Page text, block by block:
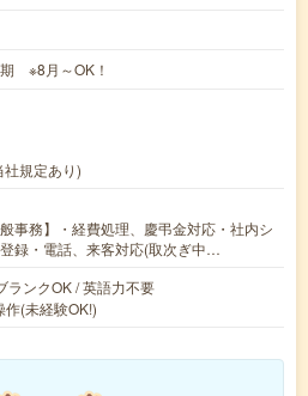
期 ※8月～OK！
規定あり)
事務】・経費処理、慶弔金対応・社内シ
録・電話、来客対応(取次ぎ中…
ランクOK / 英語力不要
作(未経験OK!)